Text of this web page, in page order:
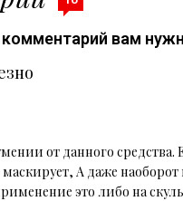
вам
от данного средства.
маскирует, А даже
это либо на